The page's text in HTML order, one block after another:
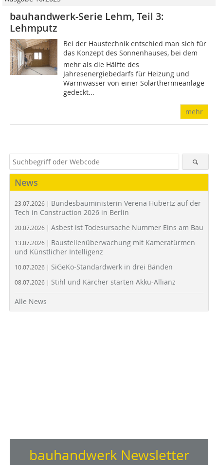
bauhandwerk-Serie Lehm, Teil 3:
Lehmputz
Bei der Haustechnik entschied man sich für
das ­Konzept des Sonnenhauses, bei dem
mehr als die Hälfte des
Jahresenergiebedarfs für Heizung und
Warmwasser von einer Solarthermieanlage
gedeckt...
mehr
News
23.07.2026 | Bundesbauministerin Verena Hubertz auf der
Tech in Construction 2026 in Berlin
20.07.2026 | Asbest ist Todesursache Nummer Eins am Bau
13.07.2026 | Baustellenüberwachung mit Kameratürmen
und Künstlicher Intelligenz
10.07.2026 | SiGeKo-Standardwerk in drei Bänden
08.07.2026 | Stihl und Kärcher starten Akku-Allianz
Alle News
bauhandwerk Newsletter